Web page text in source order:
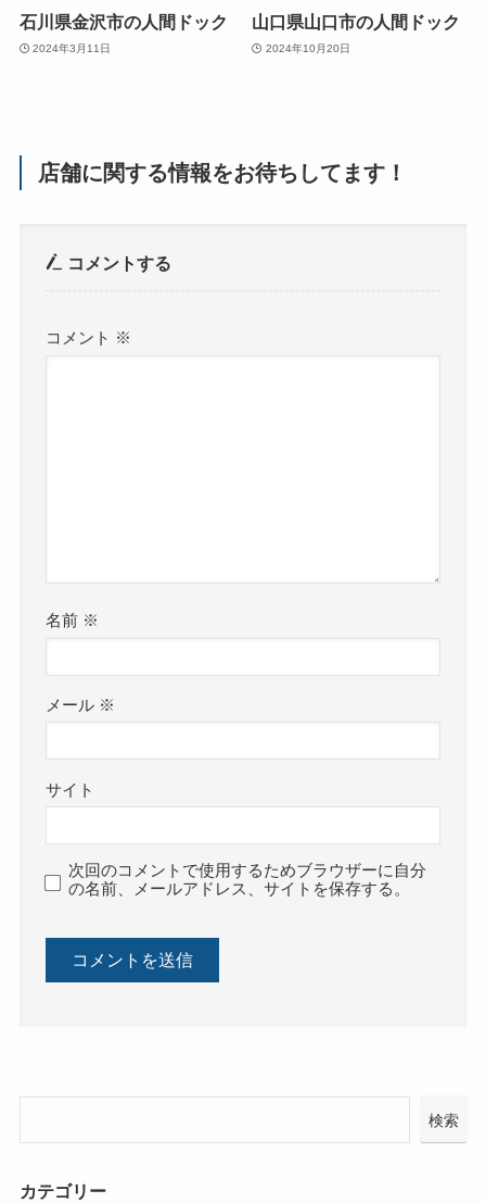
石川県金沢市の人間ドック
2024年3月11日
山口県山口市の人間ドック
2024年10月20日
店舗に関する情報をお待ちしてます！
コメントする
コメント ※
名前 ※
メール ※
サイト
次回のコメントで使用するためブラウザーに自分
の名前、メールアドレス、サイトを保存する。
検索
カテゴリー